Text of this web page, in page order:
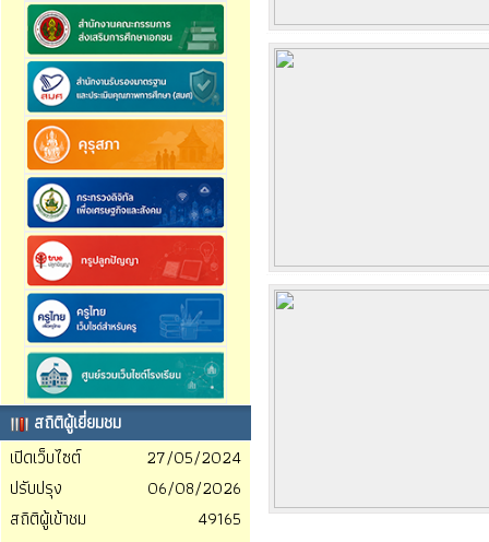
สถิติผู้เยี่ยมชม
เปิดเว็บไซต์
27/05/2024
ปรับปรุง
06/08/2026
สถิติผู้เข้าชม
49165